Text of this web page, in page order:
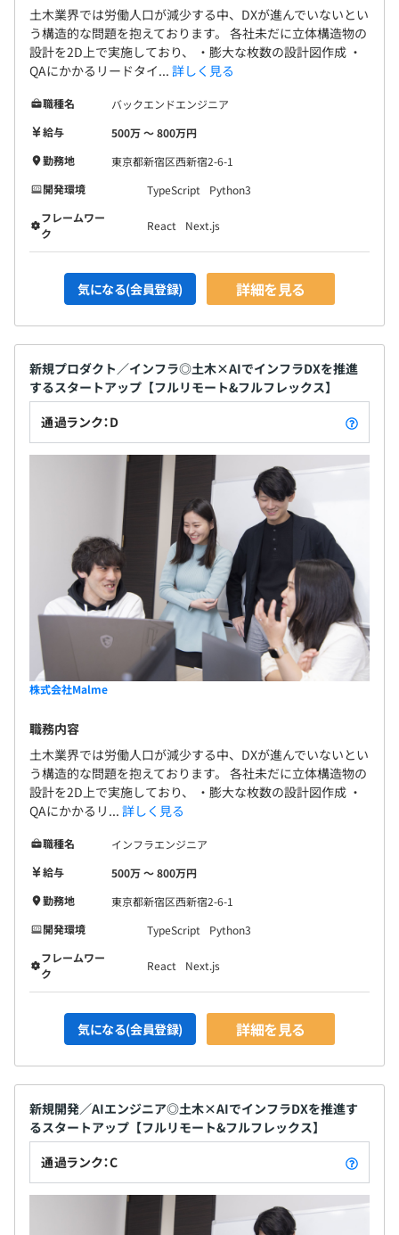
土木業界では労働人口が減少する中、DXが進んでいないとい
う構造的な問題を抱えております。 各社未だに立体構造物の
設計を2D上で実施しており、 ・膨大な枚数の設計図作成 ・
QAにかかるリードタイ... 詳しく見る
職種名
バックエンドエンジニア
給与
500万 〜 800万円
勤務地
東京都新宿区西新宿2-6-1
開発環境
TypeScript
Python3
フレームワー
ク
React Next.js
気になる(会員登録) 詳細を見る
新規プロダクト／インフラ◎土木×AIでインフラDXを推進
するスタートアップ【フルリモート&フルフレックス】
通過ランク：D
株式会社Malme
職務内容
土木業界では労働人口が減少する中、DXが進んでいないとい
う構造的な問題を抱えております。 各社未だに立体構造物の
設計を2D上で実施しており、 ・膨大な枚数の設計図作成 ・
QAにかかるリ... 詳しく見る
職種名
インフラエンジニア
給与
500万 〜 800万円
勤務地
東京都新宿区西新宿2-6-1
開発環境
TypeScript
Python3
フレームワー
ク
React Next.js
気になる(会員登録) 詳細を見る
新規開発／AIエンジニア◎土木×AIでインフラDXを推進す
るスタートアップ【フルリモート&フルフレックス】
通過ランク：C